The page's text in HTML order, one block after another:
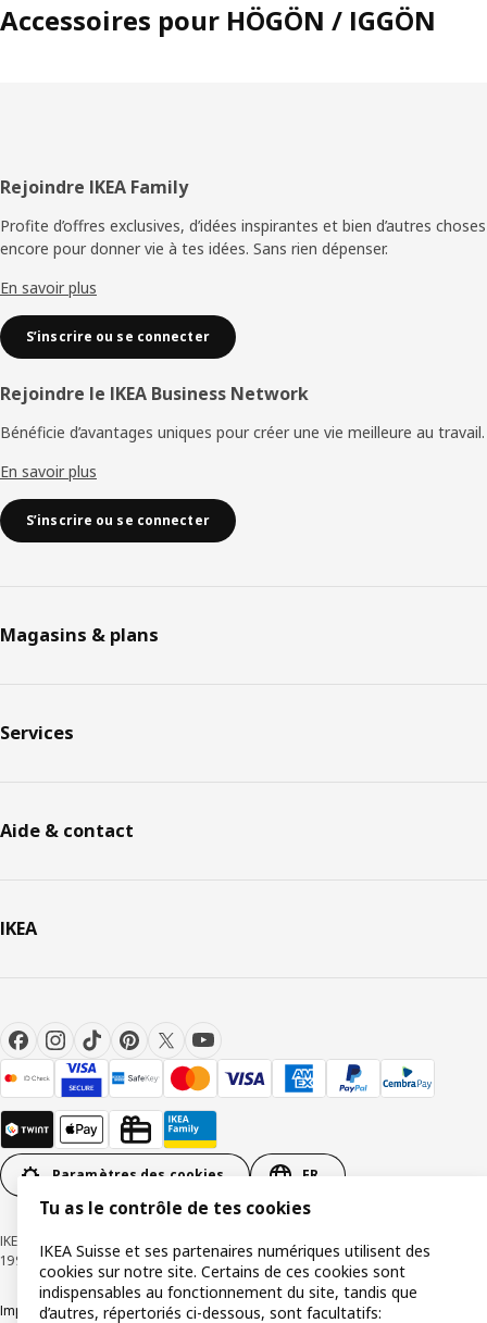
Accessoires pour HÖGÖN / IGGÖN
Pied
de
page
Rejoindre IKEA Family
Profite d’offres exclusives, d’idées inspirantes et bien d’autres choses
encore pour donner vie à tes idées. Sans rien dépenser.
En savoir plus
S’inscrire ou se connecter
Rejoindre le IKEA Business Network
Bénéficie d’avantages uniques pour créer une vie meilleure au travail.
En savoir plus
S’inscrire ou se connecter
Magasins & plans
Services
Aide & contact
IKEA
Paramètres des cookies FR
IKEA Suisse - Müslistrasse 16, 8957 Spreitenbach © Inter IKEA Systems B.V.
1999-2026
Impressum / Déclaration de protection des donnéesCookies
Tu as le contrôle de tes cookies
IKEA Suisse et ses partenaires numériques utilisent des
cookies sur notre site. Certains de ces cookies sont
indispensables au fonctionnement du site, tandis que
d’autres, répertoriés ci-dessous, sont facultatifs: